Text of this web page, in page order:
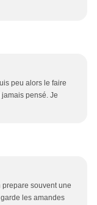
peu alors le faire
pensé. Je
souvent une
les amandes